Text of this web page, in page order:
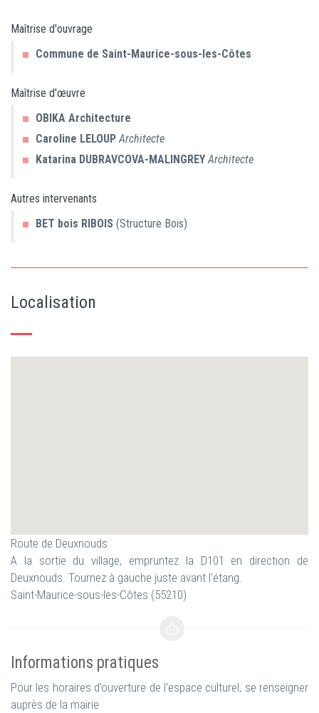
Maîtrise d'ouvrage
Commune de Saint-Maurice-sous-les-Côtes
Maîtrise d'œuvre
OBIKA Architecture
Caroline LELOUP Architecte
Katarina DUBRAVCOVA-MALINGREY Architecte
Autres intervenants
BET bois RIBOIS (Structure Bois)
Localisation
Route de Deuxnouds
A la sortie du village, empruntez la D101 en direction de
Deuxnouds. Tournez à gauche juste avant l'étang.
Saint-Maurice-sous-les-Côtes (55210)
Informations pratiques
Pour les horaires d'ouverture de l'espace culturel, se renseigner
auprès de la mairie